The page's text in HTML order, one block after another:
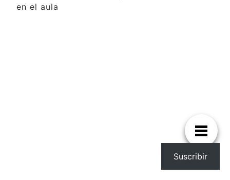
en el aula
Suscribir